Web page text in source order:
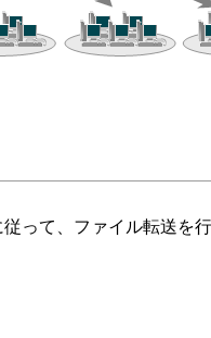
って、ファイル転送を